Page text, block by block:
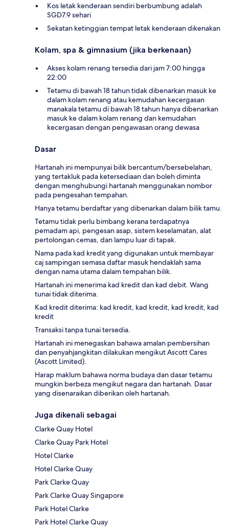
Kos letak kenderaan sendiri berbumbung adalah
SGD7.9 sehari
Sekatan ketinggian tempat letak kenderaan dikenakan
Kolam, spa & gimnasium (jika berkenaan)
Akses kolam renang tersedia dari jam 7:00 hingga
22:00
Tetamu di bawah 18 tahun tidak dibenarkan masuk ke
dalam kolam renang atau kemudahan kecergasan
manakala tetamu di bawah 18 tahun hanya dibenarkan
masuk ke dalam kolam renang dan kemudahan
kecergasan dengan pengawasan orang dewasa
Dasar
Hartanah ini mempunyai bilik bercantum/bersebelahan,
yang tertakluk pada ketersediaan dan boleh diminta
dengan menghubungi hartanah menggunakan nombor
pada pengesahan tempahan.
Hanya tetamu berdaftar yang dibenarkan dalam bilik tamu.
Tetamu tidak perlu bimbang kerana terdapatnya
pemadam api, pengesan asap, sistem keselamatan, alat
pertolongan cemas, dan lampu luar di tapak.
Nama pada kad kredit yang digunakan untuk membayar
caj sampingan semasa daftar masuk hendaklah sama
dengan nama utama dalam tempahan bilik.
Hartanah ini menerima kad kredit dan kad debit. Wang
tunai tidak diterima.
Kad kredit diterima: kad kredit, kad kredit, kad kredit, kad
kredit
Transaksi tanpa tunai tersedia.
Hartanah ini menegaskan bahawa amalan pembersihan
dan penyahjangkitan dilakukan mengikut Ascott Cares
(Ascott Limited).
Harap maklum bahawa norma budaya dan dasar tetamu
mungkin berbeza mengikut negara dan hartanah. Dasar
yang disenaraikan diberikan oleh hartanah.
Juga dikenali sebagai
Clarke Quay Hotel
Clarke Quay Park Hotel
Hotel Clarke
Hotel Clarke Quay
Park Clarke Quay
Park Clarke Quay Singapore
Park Hotel Clarke
Park Hotel Clarke Quay